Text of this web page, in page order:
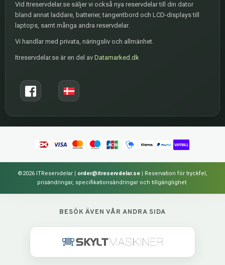
Vid Itreservdelar.se säljer vi också nya reservdelar till din dator
bland annat laddare, batterier, tangentbord och LCD-displays till
laptops, samt många andra reservdelar.
Vi handlar med privata, näringsliv och allmänhet.
Itreservdelar.se är en del av Datamarked.dk
©2026 ITReservdelar | order@itreservdelar.se | Reservation för tryckfel,
prisändringar, specifikationsändringar och tillgänglighet.
BESÖK ÄVEN VÅR ANDRA SIDA